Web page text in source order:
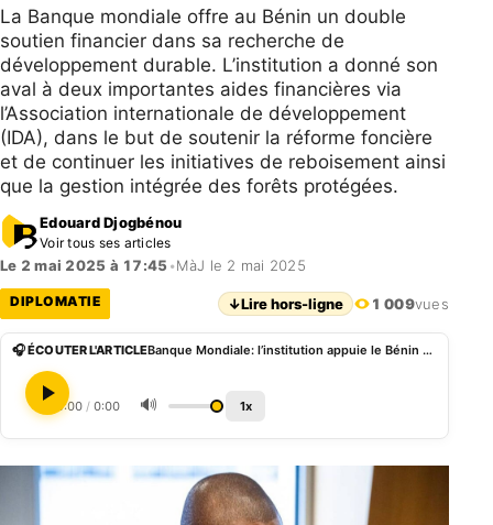
La Banque mondiale offre au Bénin un double
soutien financier dans sa recherche de
développement durable. L’institution a donné son
aval à deux importantes aides financières via
l’Association internationale de développement
(IDA), dans le but de soutenir la réforme foncière
et de continuer les initiatives de reboisement ainsi
que la gestion intégrée des forêts protégées.
Edouard Djogbénou
Voir tous ses articles
Le 2 mai 2025 à 17:45 •MàJ le 2 mai 2025
DIPLOMATIE ↓Lire hors-ligne 1 009vues
🎧 ÉCOUTER L'ARTICLE Banque Mondiale: l’institution appuie le Bénin de 180 millions de dollars…
0:00 / 0:00 🔊 1x